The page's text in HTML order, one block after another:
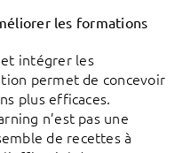
les formations
intégrer les
permet de concevoir
plus efficaces.
n’est pas une
de recettes à